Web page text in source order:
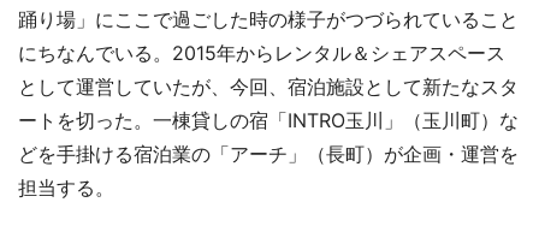
踊り場」にここで過ごした時の様子がつづられていること
にちなんでいる。2015年からレンタル＆シェアスペース
として運営していたが、今回、宿泊施設として新たなスタ
ートを切った。一棟貸しの宿「INTRO玉川」（玉川町）な
どを手掛ける宿泊業の「アーチ」（長町）が企画・運営を
担当する。